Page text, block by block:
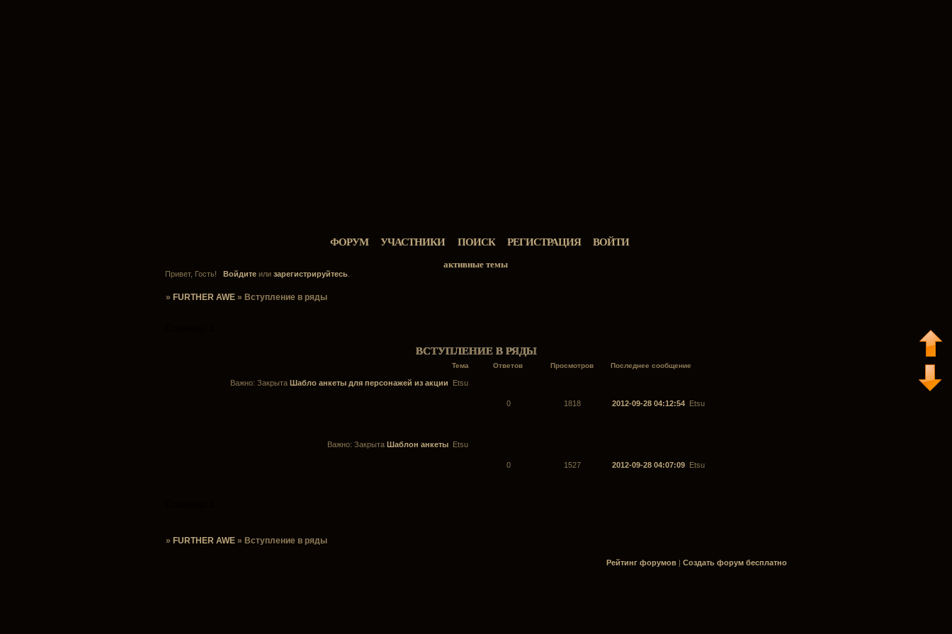
ФОРУМ УЧАСТНИКИ ПОИСК РЕГИСТРАЦИЯ ВОЙТИ
активные темы
Привет, Гость! Войдитеили зарегистрируйтесь.
» FURTHER AWE » Вступление в ряды
ВСТУПЛЕНИЕ В РЯДЫ
Тема Ответов Просмотров Последнее сообщение
Важно: Закрыта Шабло анкеты для персонажей из акции Etsu
0 1818 2012-09-28 04:12:54 Etsu
Важно: Закрыта Шаблон анкеты Etsu
0 1527 2012-09-28 04:07:09 Etsu
» FURTHER AWE » Вступление в ряды
Рейтинг форумов| Создать форум бесплатно